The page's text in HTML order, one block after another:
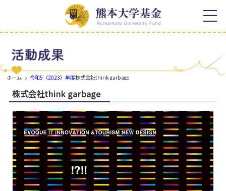
ホーム 令和5（2023）年度株式会社think garbage
株式会社think garbage
お知らせ
熊本大学基金について
学長メッセージ
熊本大学基金の概要
寄附のご案内
事業報告
熊本大学各学部等同窓会との
連携
寄附の種類
寄附の特典
寄附者様への顕彰
取組報告
寄附者様の想い
感謝の声
年間報告書
よくある質問